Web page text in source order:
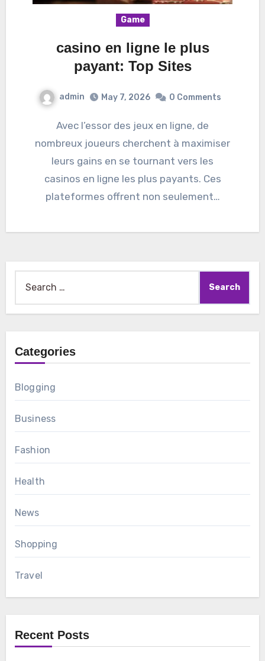
Game
casino en ligne le plus
payant: Top Sites
admin May 7, 2026 0 Comments
Avec l’essor des jeux en ligne, de
nombreux joueurs cherchent à maximiser
leurs gains en se tournant vers les
casinos en ligne les plus payants. Ces
plateformes offrent non seulement…
for:
Categories
Blogging
Business
Fashion
Health
News
Shopping
Travel
Recent Posts